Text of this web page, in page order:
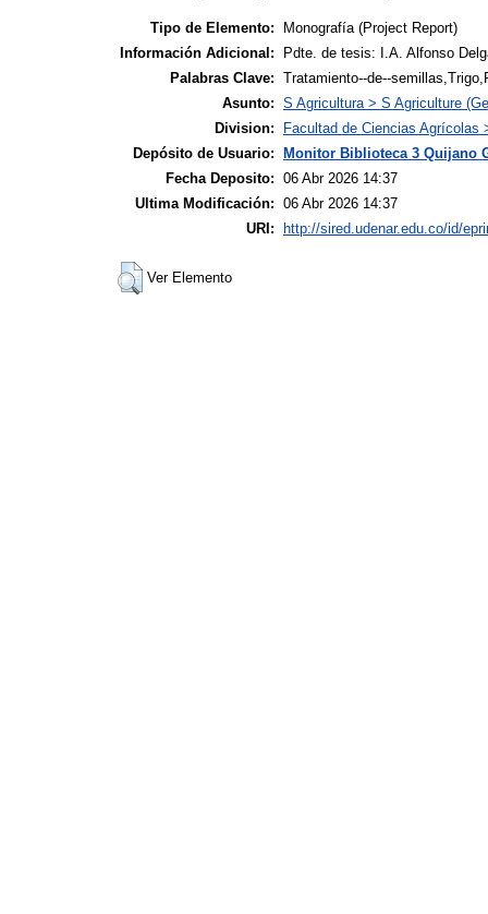
Tipo de Elemento:
Monografía (Project Report)
Información Adicional:
Pdte. de tesis: I.A. Alfonso
Palabras Clave: Tratamiento--de--
Asunto: S Agricultura > S Agriculture
Division:
Facultad de Ciencias Agrícolas
Depósito de Usuario: Monitor Biblioteca 3 Quijano
Fecha Deposito: 06 Abr 2026 14:37
Ultima Modificación: 06 Abr 2026 14:37
URI: http://sired.udenar.edu.co/id/
Ver Elemento